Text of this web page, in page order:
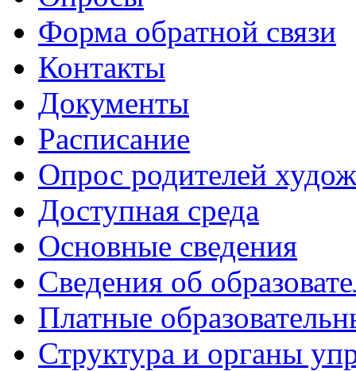
Форма обратной связи
Контакты
Документы
Расписание
Опрос родителей
Доступная среда
Основные сведения
Сведения об
Платные
Структура и органы